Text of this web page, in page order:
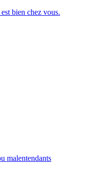
bien chez vous.
malentendants